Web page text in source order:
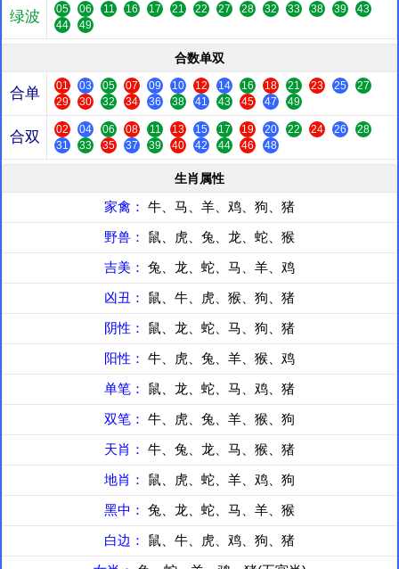
绿波 05 06 11 16 17 21 22 27 28 32 33 38 39
43
44
49
合数单双
合单 01 03 05 07 09 10 12 14 16 18 21 23 25
27
29
30 32 34 36 38 41 43 45 47 49
合双 02 04 06 08 11 13 15 17 19 20 22 24 26
28
31
33 35 37 39 40 42 44 46 48
生肖属性
家禽： 牛、马、羊、鸡、狗、猪
野兽： 鼠、虎、兔、龙、蛇、猴
吉美： 兔、龙、蛇、马、羊、鸡
凶丑： 鼠、牛、虎、猴、狗、猪
阴性： 鼠、龙、蛇、马、狗、猪
阳性： 牛、虎、兔、羊、猴、鸡
单笔： 鼠、龙、蛇、马、鸡、猪
双笔： 牛、虎、兔、羊、猴、狗
天肖： 牛、兔、龙、马、猴、猪
地肖： 鼠、虎、蛇、羊、鸡、狗
黑中： 兔、龙、蛇、马、羊、猴
白边： 鼠、牛、虎、鸡、狗、猪